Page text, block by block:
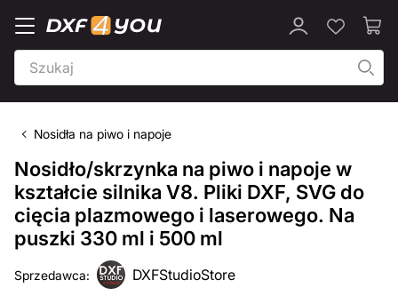
Nosidła na piwo i napoje
Nosidło/skrzynka na piwo i napoje w
kształcie silnika V8. Pliki DXF, SVG do
cięcia plazmowego i laserowego. Na
puszki 330 ml i 500 ml
Sprzedawca: DXFStudioStore